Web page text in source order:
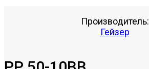
Производитель:
Гейзер